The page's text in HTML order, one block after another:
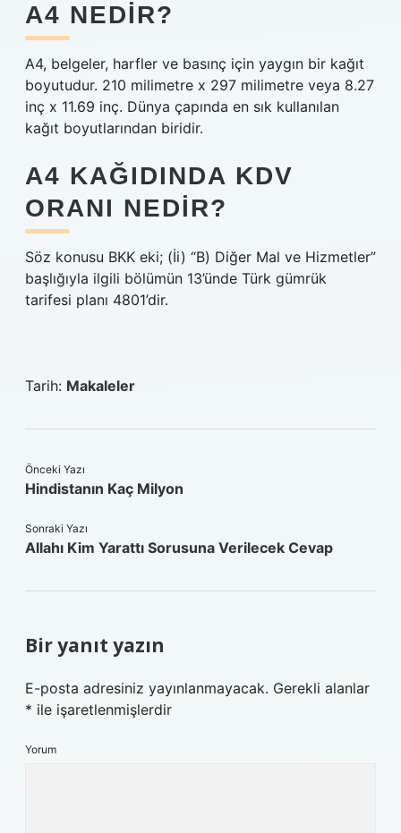
A4 NEDIR?
A4, belgeler, harfler ve basınç için yaygın bir kağıt
boyutudur. 210 milimetre x 297 milimetre veya 8.27
inç x 11.69 inç. Dünya çapında en sık kullanılan
kağıt boyutlarından biridir.
A4 KAĞIDINDA KDV
ORANI NEDIR?
Söz konusu BKK eki; (İi) “B) Diğer Mal ve Hizmetler”
başlığıyla ilgili bölümün 13’ünde Türk gümrük
tarifesi planı 4801’dir.
Tarih: Makaleler
Önceki Yazı
Hindistanın Kaç Milyon
Sonraki Yazı
Allahı Kim Yarattı Sorusuna Verilecek Cevap
Bir yanıt yazın
E-posta adresiniz yayınlanmayacak. Gerekli alanlar
* ile işaretlenmişlerdir
Yorum